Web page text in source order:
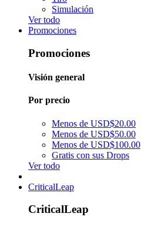
Simulación
Ver todo
Promociones
Promociones
Visión general
Por precio
Menos de USD$20.00
Menos de USD$50.00
Menos de USD$100.00
Gratis con sus Drops
Ver todo
CriticalLeap
CriticalLeap